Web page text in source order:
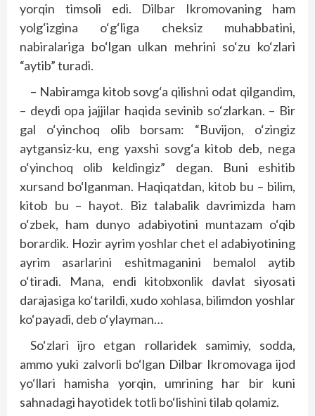
yorqin timsoli edi. Dilbar Ikromovaning ham
yolg‘izgina o‘g‘liga cheksiz muhabbatini,
nabiralariga bo‘lgan ulkan mehrini so‘zu ko‘zlari
“aytib” turadi.
– Nabiramga kitob sovg‘a qilishni odat qilgandim,
– deydi opa jajjilar haqida sevinib so‘zlarkan. – Bir
gal o‘yinchoq olib borsam: “Buvijon, o‘zingiz
aytgansiz-ku, eng yaxshi sovg‘a kitob deb, nega
o‘yinchoq olib keldingiz” degan. Buni eshitib
xursand bo‘lganman. Haqiqatdan, kitob bu – bilim,
kitob bu – hayot. Biz talabalik davrimizda ham
o‘zbek, ham dunyo adabiyotini muntazam o‘qib
borardik. Hozir ayrim yoshlar chet el adabiyotining
ayrim asarlarini eshitmaganini bemalol aytib
o‘tiradi. Mana, endi kitobxonlik davlat siyosati
darajasiga ko‘tarildi, xudo xohlasa, bilimdon yoshlar
ko‘payadi, deb o‘ylayman…
So‘zlari ijro etgan rollaridek samimiy, sodda,
ammo yuki zalvorli bo‘lgan Dilbar Ikromovaga ijod
yo‘llari hamisha yorqin, umrining har bir kuni
sahnadagi hayotidek totli bo‘lishini tilab qolamiz.